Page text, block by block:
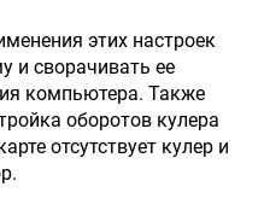
этих настроек
и сворачивать ее
компьютера. Также
оборотов кулера
отсутствует кулер и